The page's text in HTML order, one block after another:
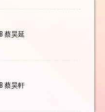
蔡昊延
蔡昊軒